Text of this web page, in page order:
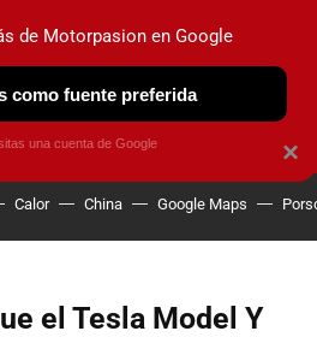
OBSERVATORIO
Calor China Google Maps
el Tesla Model Y
×
de Motorpasion en Google
como fuente preferida
una cuenta de Google